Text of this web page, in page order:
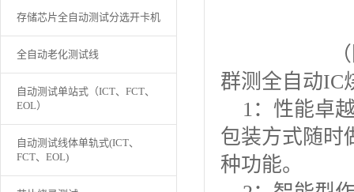
存储芯片全自动测试分选开卡机
全自动老化测试线
自动测试单站式（ICT、FCT、
EOL）
自动测试线体单轨式(ICT、
FCT、EOL)
群测全自动IC
1：性能卓
包装方式随时
种功能。